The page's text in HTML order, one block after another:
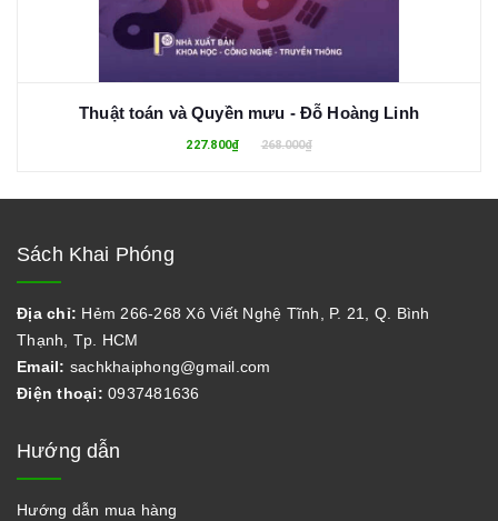
Thuật toán và Quyền mưu - Đỗ Hoàng Linh
227.800₫ 268.000₫
Sách Khai Phóng
Địa chỉ: Hẻm 266-268 Xô Viết Nghệ Tĩnh, P. 21, Q. Bình
Thạnh, Tp. HCM
Email: sachkhaiphong@gmail.com
Điện thoại: 0937481636
Hướng dẫn
Hướng dẫn mua hàng